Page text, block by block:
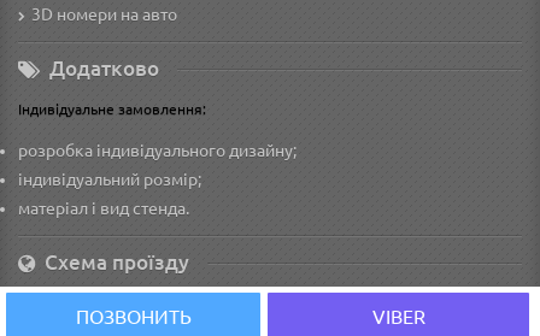
ПОЗВОНИТЬ VIBER
3D номери на авто
Додатково
Індивідуальне замовлення:
розробка індивідуального дизайну;
індивідуальний розмір;
матеріал і вид стенда.
Схема проїзду